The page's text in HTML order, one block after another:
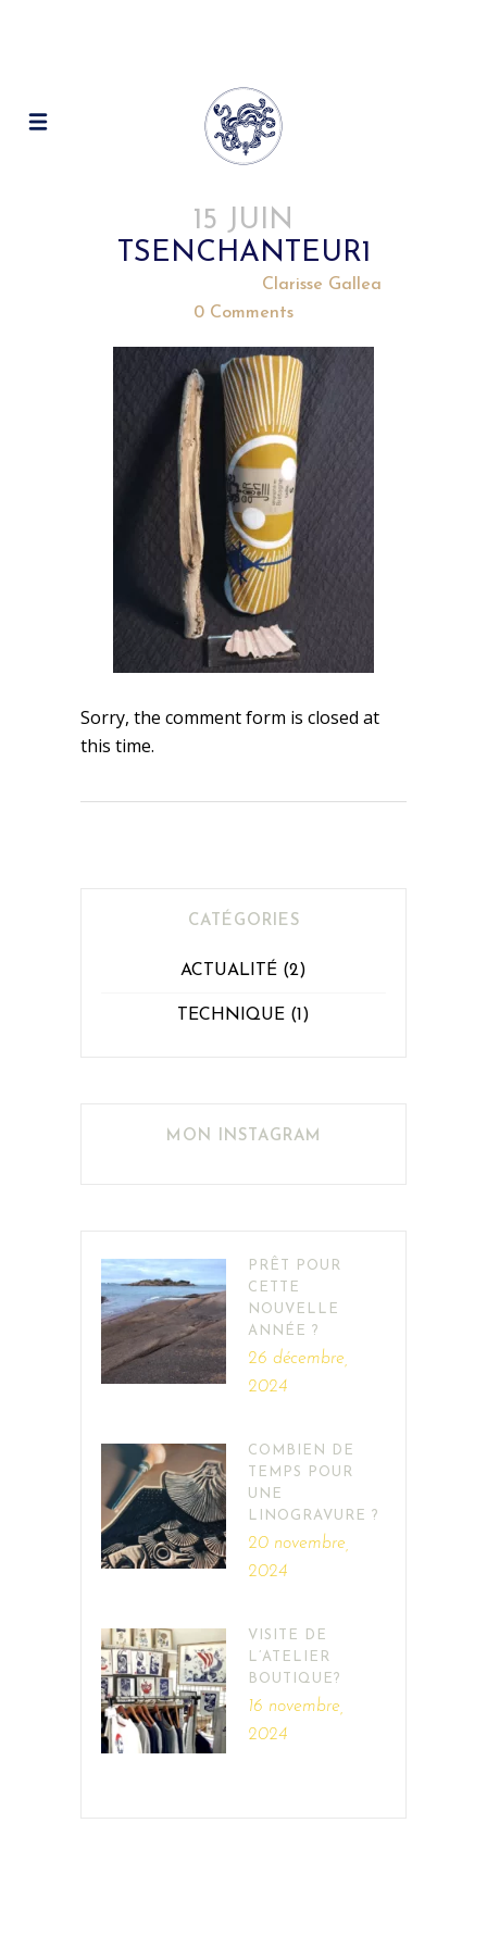
15 JUIN
TSENCHANTEUR1
Clarisse Gallea
0 Comments
Sorry, the comment form is closed at
this time.
CATÉGORIES
ACTUALITÉ (2)
TECHNIQUE (1)
MON INSTAGRAM
PRÊT POUR
CETTE
NOUVELLE
ANNÉE ?
26 décembre,
2024
COMBIEN DE
TEMPS POUR
UNE
LINOGRAVURE ?
20 novembre,
2024
VISITE DE
L’ATELIER
BOUTIQUE?
16 novembre,
2024